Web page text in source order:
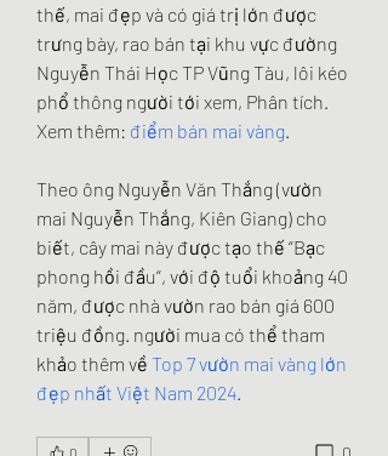
thế, mai đẹp và có giá trị lớn được
trưng bày, rao bán tại khu vực đường
Nguyễn Thái Học TP Vũng Tàu, lôi kéo
phổ thông người tới xem, Phân tích.
Xem thêm: điểm bán mai vàng.
Theo ông Nguyễn Văn Thắng (vườn
mai Nguyễn Thắng, Kiên Giang) cho
biết, cây mai này được tạo thế “Bạc
phong hồi đầu“, với độ tuổi khoảng 40
năm, được nhà vườn rao bán giá 600
triệu đồng. người mua có thể tham
khảo thêm về Top 7 vườn mai vàng lớn
đẹp nhất Việt Nam 2024.
0